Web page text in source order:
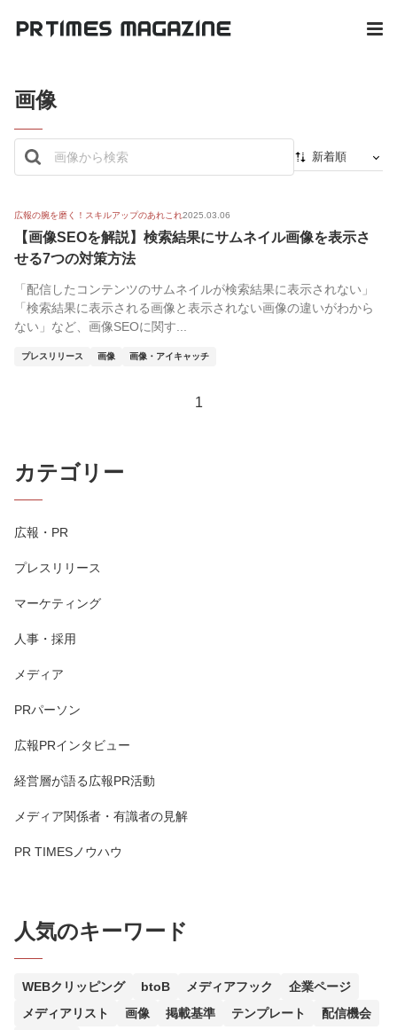
画像
新着順
人気順
広報の腕を磨く！スキルアップのあれこれ2025.03.06
【画像SEOを解説】検索結果にサムネイル画像を表示さ
せる7つの対策方法
「配信したコンテンツのサムネイルが検索結果に表示されない」
「検索結果に表示される画像と表示されない画像の違いがわから
ない」など、画像SEOに関す...
プレスリリース 画像 画像・アイキャッチ
1
カテゴリー
広報・PR
プレスリリース
マーケティング
人事・採用
メディア
PRパーソン
広報PRインタビュー
経営層が語る広報PR活動
メディア関係者・有識者の見解
PR TIMESノウハウ
人気のキーワード
WEBクリッピング btoB メディアフック
企業ページ
メディアリスト
画像 掲載基準 テンプレート
配信機会